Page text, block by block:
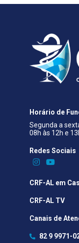
Horário de
Segunda a
08h às 12h e
Redes Sociais​
CRF-AL em
CRF-AL TV
Canais de
82 9 9971-